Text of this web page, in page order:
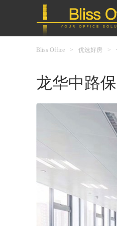
Bliss Office > 优选好房 >
龙华中路